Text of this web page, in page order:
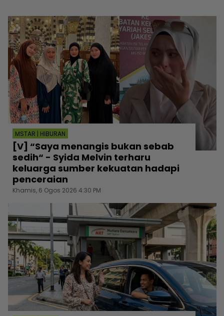
MSTAR | HIBURAN
[V] “Saya menangis bukan sebab
sedih“ - Syida Melvin terharu
keluarga sumber kekuatan hadapi
penceraian
Khamis, 6 Ogos 2026 4:30 PM